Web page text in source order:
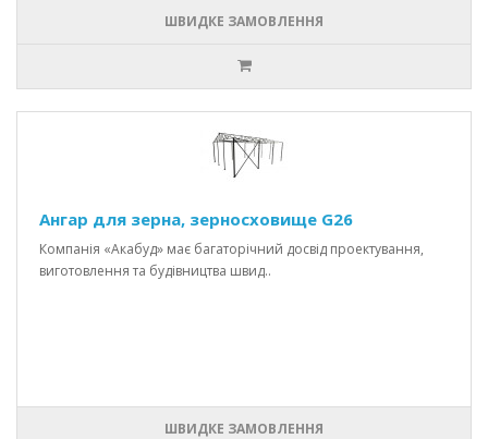
ШВИДКЕ ЗАМОВЛЕННЯ
Ангар для зерна, зерносховище G26
Компанія «Акабуд» має багаторічний досвід проектування,
виготовлення та будівництва швид..
ШВИДКЕ ЗАМОВЛЕННЯ